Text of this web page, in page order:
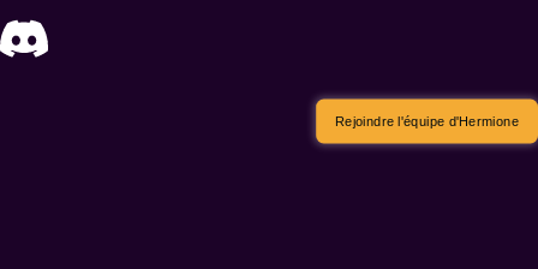
Rejoindre l'équipe d'Hermione